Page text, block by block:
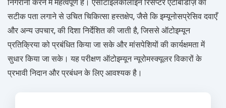
निगरानी करने में महत्वपूर्ण है। एसीटाइलकोलाइन रिसेप्टर एंटीबॉडीज़ का
सटीक पता लगाने से उचित चिकित्सा हस्तक्षेप, जैसे कि इम्यूनोसप्रेसिव दवाएँ
और अन्य उपचार, की दिशा निर्देशित की जाती है, जिससे ऑटोइम्यून
प्रतिक्रिया को प्रबंधित किया जा सके और मांसपेशियों की कार्यक्षमता में
सुधार किया जा सके। यह परीक्षण ऑटोइम्यून न्यूरोमस्क्यूलर विकारों के
प्रभावी निदान और प्रबंधन के लिए आवश्यक है।